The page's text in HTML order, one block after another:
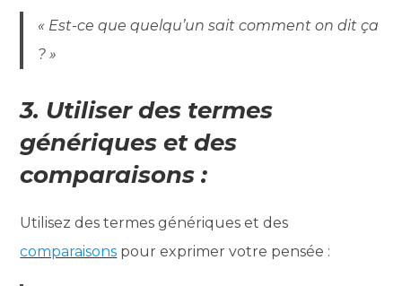
« Est-ce que quelqu’un sait comment on dit ça
? »
3. Utiliser des termes
génériques et des
comparaisons :
Utilisez des termes génériques et des
comparaisons pour exprimer votre pensée :